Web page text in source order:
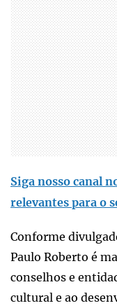
Siga nosso canal
relevantes para o
Conforme
Paulo Roberto é
conselhos e
cultural e ao